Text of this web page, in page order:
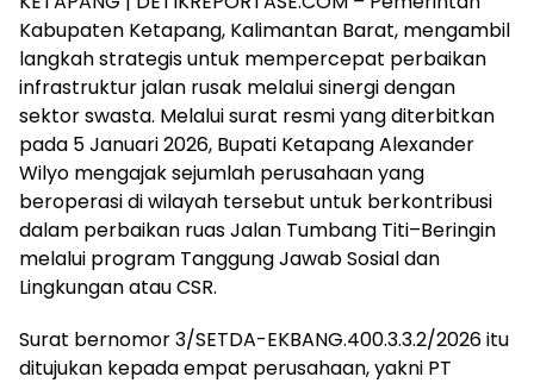
Kabupaten Ketapang, Kalimantan Barat, mengambil
langkah strategis untuk mempercepat perbaikan
infrastruktur jalan rusak melalui sinergi dengan
sektor swasta. Melalui surat resmi yang diterbitkan
pada 5 Januari 2026, Bupati Ketapang Alexander
Wilyo mengajak sejumlah perusahaan yang
beroperasi di wilayah tersebut untuk berkontribusi
dalam perbaikan ruas Jalan Tumbang Titi–Beringin
melalui program Tanggung Jawab Sosial dan
Lingkungan atau CSR.
Surat bernomor 3/SETDA-EKBANG.400.3.3.2/2026 itu
ditujukan kepada empat perusahaan, yakni PT